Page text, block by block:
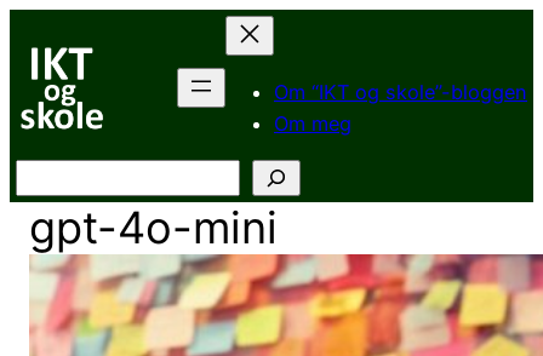
innhold
Om “IKT og skole”-bloggen
Om meg
gpt-4o-mini